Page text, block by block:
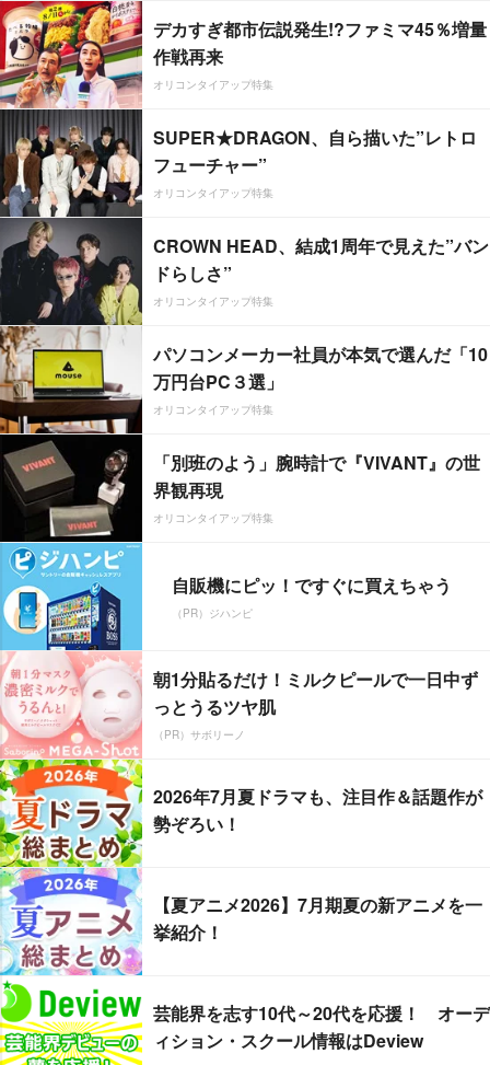
デカすぎ都市伝説発生!?ファミマ45％増量
作戦再来
オリコンタイアップ特集
SUPER★DRAGON、自ら描いた”レトロ
フューチャー”
オリコンタイアップ特集
CROWN HEAD、結成1周年で見えた”バン
ドらしさ”
オリコンタイアップ特集
パソコンメーカー社員が本気で選んだ「10
万円台PC３選」
オリコンタイアップ特集
「別班のよう」腕時計で『VIVANT』の世
界観再現
オリコンタイアップ特集
自販機にピッ！ですぐに買えちゃう
（PR）ジハンピ
朝1分貼るだけ！ミルクピールで一日中ず
っとうるツヤ肌
（PR）サボリーノ
2026年7月夏ドラマも、注目作＆話題作が
勢ぞろい！
【夏アニメ2026】7月期夏の新アニメを一
挙紹介！
芸能界を志す10代～20代を応援！ オーデ
ィション・スクール情報はDeview